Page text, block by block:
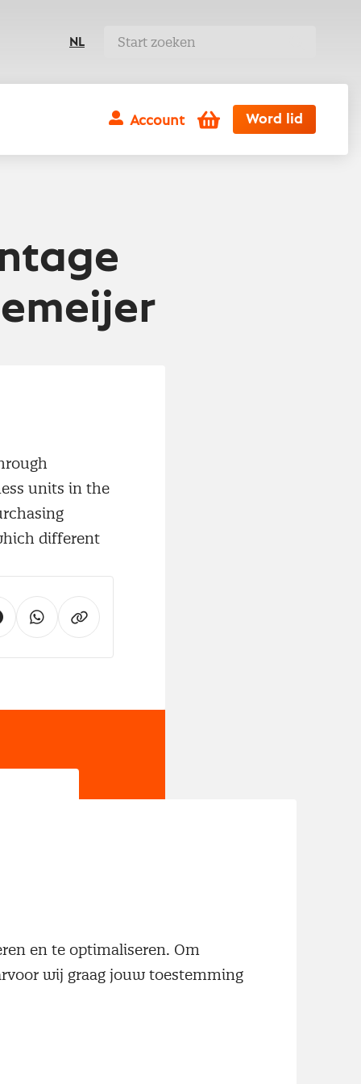
NL
Account Winkelwagen
Word lid
units in the
different
en te optimaliseren. Om
wij graag jouw toestemming